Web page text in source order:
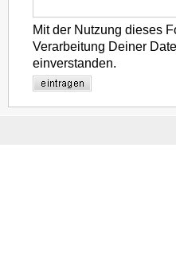
Mit der Nutzung dieses
Verarbeitung Deiner
einverstanden.